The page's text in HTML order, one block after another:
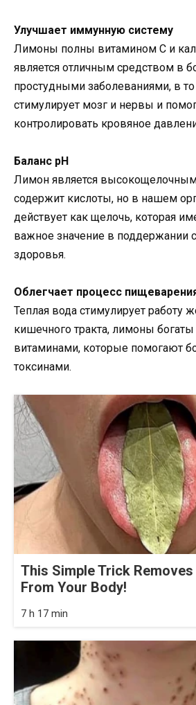
Улучшает иммунную систему
Лимоны полны витамином С и
является отличным средством в
простудными заболеваниями, в
стимулирует мозг и нервы и
контролировать кровяное
Баланс рН
Лимон является
содержит кислоты, но в нашем
действует как щелочь, которая
важное значение в поддержании
здоровья.
Облегчает процесс
Теплая вода стимулирует работу
кишечного тракта, лимоны
витаминами, которые помогают
токсинами.
This Simple Trick
From Your Body!
7 h 17 min